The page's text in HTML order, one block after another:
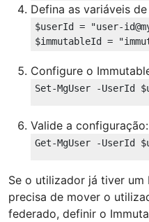
Defina as variáveis
$userId = "user-
$immutableId =
Configure o
Set-MgUser -UserId
Valide a configuração:
Get-MgUser -UserId
Se o utilizador já tiver um
precisa de mover o
federado, definir o